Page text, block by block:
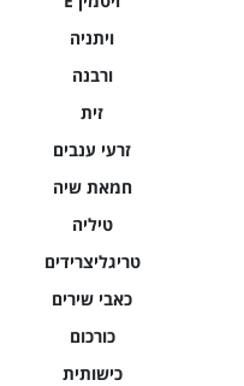
ויתניה
ורבנה
זית
זרעי ענבים
חמאת שיה
טיליה
טריגליצרידים
כאבי שירים
כורכום
כישותית